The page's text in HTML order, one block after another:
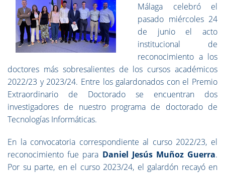
Málaga celebró el
pasado miércoles 24
de junio el acto
institucional de
reconocimiento a los
doctores más sobresalientes de los cursos académicos
2022/23 y 2023/24. Entre los galardonados con el Premio
Extraordinario de Doctorado se encuentran dos
investigadores de nuestro programa de doctorado de
Tecnologías Informáticas.
En la convocatoria correspondiente al curso 2022/23, el
reconocimiento fue para Daniel Jesús Muñoz Guerra.
Por su parte, en el curso 2023/24, el galardón recayó en